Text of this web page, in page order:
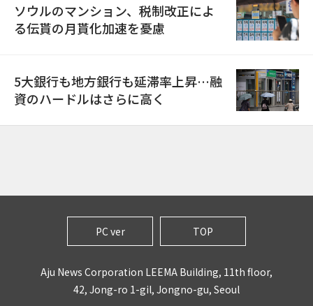
ソウルのマンション、税制改正によ
る伝貰の月貰化加速を憂慮
5大銀行も地方銀行も延滞率上昇…融
資のハードルはさらに高く
PC ver TOP
Aju News Corporation LEEMA Building, 11th floor,
42, Jong-ro 1-gil, Jongno-gu, Seoul